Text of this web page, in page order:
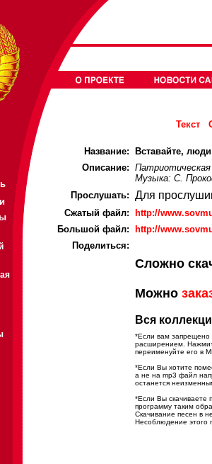
Текст
Название:
Вставайте,
Описание: Патриотическая
Музыка: С.
Прослушать: Для
Cжатый файл:
http://
Большой файл:
http://
Поделиться:
Сложно
Можно
Вся
*Если вам запрещено
расширением.
переименуйте его в
*Если Вы хотите
а не на mp3 файл
останется
*Если Вы скачиваете
программу таким
Скачивание песен в
Несоблюдение этого